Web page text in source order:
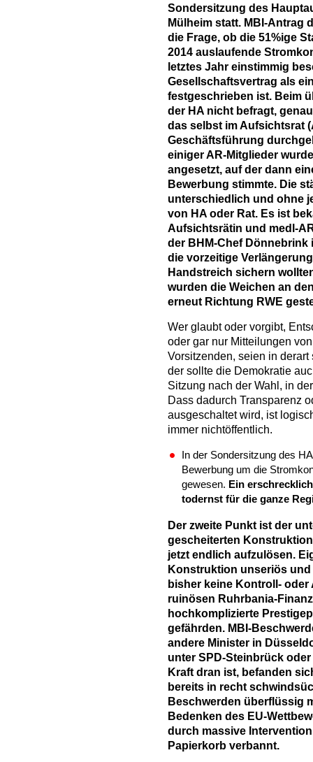
Sondersitzung des
Mülheim statt. MBI-Antrag
die Frage, ob die 51%ige
2014 auslaufende
letztes Jahr einstimmig
Gesellschaftsvertrag als
festgeschrieben ist. Beim
der HA nicht befragt,
das selbst im Aufsichtsrat
Geschäftsführung
einiger AR-Mitglieder
angesetzt, auf der dann
Bewerbung stimmte. Die
unterschiedlich und ohne
von HA oder Rat. Es ist
Aufsichtsrätin und medl-
der BHM-Chef Dönnebrink
die vorzeitige
Handstreich sichern
wurden die Weichen an
erneut Richtung RWE
Wer glaubt oder vorgibt,
oder gar nur Mitteilungen
Vorsitzenden, seien in
der sollte die Demokratie
Sitzung nach der Wahl, in
Dass dadurch Transparenz
ausgeschaltet wird, ist
immer nichtöffentlich.
In der Sondersitzung des
Bewerbung um die
gewesen. Ein
todernst für die ganze
Der zweite Punkt ist der
gescheiterten
jetzt endlich aufzulösen.
Konstruktion unseriös
bisher keine Kontroll-
ruinösen Ruhrbania-
hochkomplizierte
gefährden. MBI-
andere Minister in
unter SPD-Steinbrück
Kraft dran ist, befanden
bereits in recht
Beschwerden überflüssig
Bedenken des EU-
durch massive
Papierkorb verbannt.